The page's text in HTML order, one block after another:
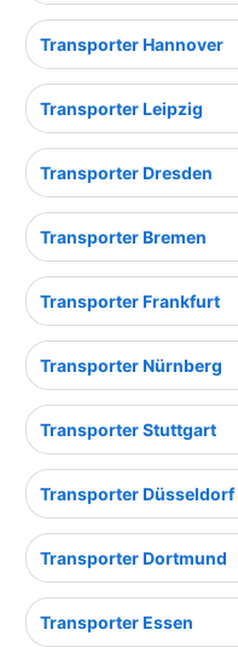
Transporter Hannover
Transporter Leipzig
Transporter Dresden
Transporter Bremen
Transporter Frankfurt
Transporter Nürnberg
Transporter Stuttgart
Transporter Düsseldorf
Transporter Dortmund
Transporter Essen